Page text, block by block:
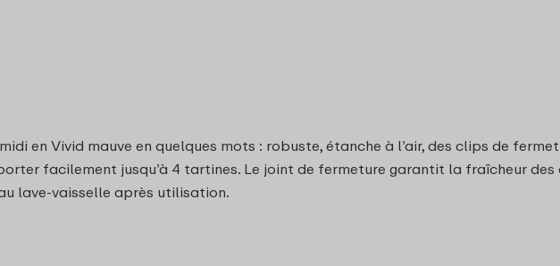
en Vivid mauve en quelques mots : robuste, étanche à l’air, des clips de
facilement jusqu’à 4 tartines. Le joint de fermeture garantit la fraîcheur
lave-vaisselle après utilisation.